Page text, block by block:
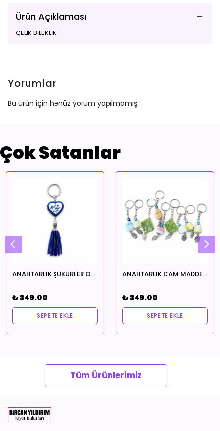
Ürün Açıklaması
ÇELİK BİLEKLİK
Yorumlar
Bu ürün için henüz yorum yapılmamış.
Çok Satanlar
ANAHTARLIK ŞÜKÜRLER OLSUN
₺ 349.00
SEPETE EKLE
ANAHTARLIK CAM MADDE EVİMİN İÇİNDE HUZUR EKSİK OLMASIN TEMALI ŞANSINA HANGİSİ GELİRSE
₺ 349.00
SEPETE EKLE
Tüm Ürünlerimiz